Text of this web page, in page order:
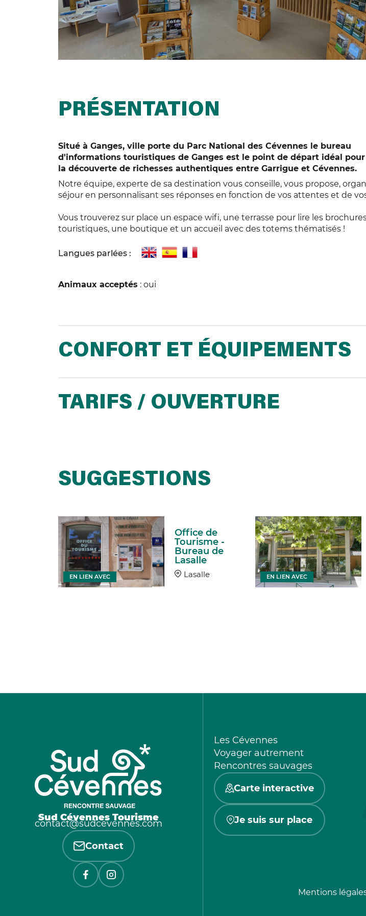
PRÉSENTATION
Situé à Ganges, ville porte du Parc National des Cévennes le bureau
d'informations touristiques de Ganges est le point de départ idéal
la découverte de richesses authentiques entre Garrigue et Cévennes.
Notre équipe, experte de sa destination vous conseille, vous propose,
séjour en personnalisant ses réponses en fonction de vos attentes et de
Vous trouverez sur place un espace wifi, une terrasse pour lire les
touristiques, une boutique et un accueil avec des totems thématisés !
Langues parlées :
Animaux acceptés : oui
CONFORT ET ÉQUIPEMENTS
TARIFS / OUVERTURE
SUGGESTIONS
Office de
Tourisme -
Bureau de
Lasalle
Lasalle
EN LIEN AVEC EN LIEN AVEC
Sud Cévennes Tourisme
contact@sudcevennes.com
Contact
Les Cévennes
Voyager autrement
Rencontres sauvages
Carte interactive
Je suis sur place
Mentions